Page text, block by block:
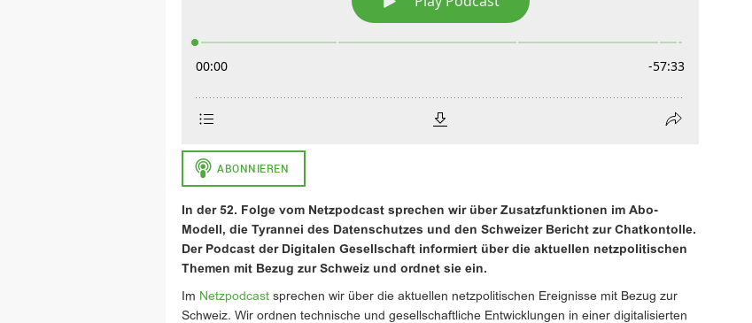
In der 52. Folge vom Netzpodcast sprechen wir über Zusatzfunktionen im Abo-
Modell, die Tyrannei des Datenschutzes und den Schweizer Bericht zur Chatkontolle.
Der Podcast der Digitalen Gesellschaft informiert über die aktuellen netzpolitischen
Themen mit Bezug zur Schweiz und ordnet sie ein.
Im Netzpodcast sprechen wir über die aktuellen netzpolitischen Ereignisse mit Bezug zur
Schweiz. Wir ordnen technische und gesellschaftliche Entwicklungen in einer digitalisierten